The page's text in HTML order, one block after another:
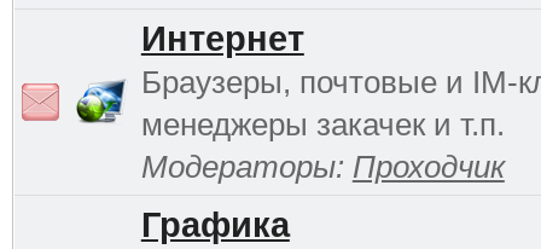
Интернет
Браузеры, почтовые и IM-
менеджеры закачек и т.п.
Модераторы: Проходчик
Графика